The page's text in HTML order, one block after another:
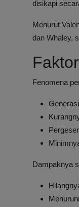
disikapi
Menurut
dan Whaley,
Fenomena
Dampaknya